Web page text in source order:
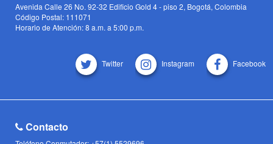
Avenida Calle 26 No. 92-32 Edificio Gold 4 - piso 2, Bogotá, Colombia
Código Postal: 111071
Horario de Atención: 8 a.m. a 5:00 p.m.
Twitter Instagram Facebook
Contacto